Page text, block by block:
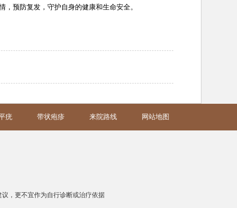
预防复发，守护自身的健康和生命安全。
疣 带状疱疹 来院路线 网站地图
，更不宜作为自行诊断或治疗依据